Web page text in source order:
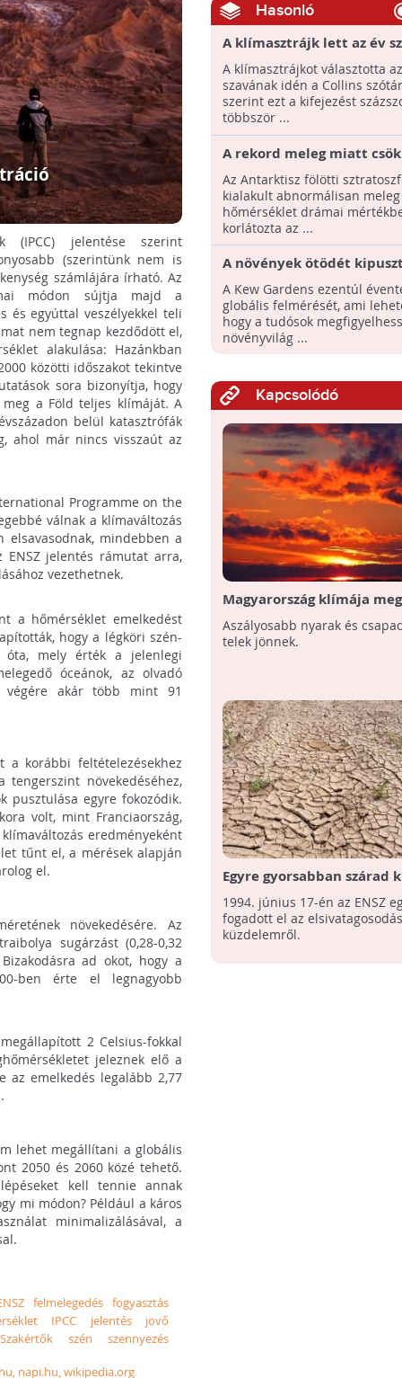
(IPCC) jelentése szerint
(szerintünk nem is
számlájára írható. Az
módon sújtja majd a
és egyúttal veszélyekkel teli
nem tegnap kezdődött el,
alakulása: Hazánkban
közötti időszakot tekintve
sora bizonyítja, hogy
a Föld teljes klímáját. A
belül katasztrófák
ahol már nincs visszaút az
Programme on the
válnak a klímaváltozás
elsavasodnak, mindebben a
ENSZ jelentés rámutat arra,
vezethetnek.
a hőmérséklet emelkedést
hogy a légköri szén-
óta, mely érték a jelenlegi
óceánok, az olvadó
végére akár több mint 91
a korábbi feltételezésekhez
növekedéséhez,
pusztulása egyre fokozódik.
volt, mint Franciaország,
eredményeként
tűnt el, a mérések alapján
el.
növekedésére. Az
sugárzást (0,28-0,32
ad okot, hogy a
ben érte el legnagyobb
2 Celsius-fokkal
jeleznek elő a
az emelkedés legalább 2,77
lehet megállítani a globális
2050 és 2060 közé tehető.
kell tennie annak
mi módon? Például a káros
minimalizálásával, a
felmelegedés fogyasztás
IPCC jelentés
jövő
Szakértők
szén szennyezés
napi.hu, wikipedia.org
Hasonló
A klímasztrájk lett az év
A klímasztrájkot választotta
szavának idén a Collins
szerint ezt a kifejezést
többször ...
A rekord meleg miatt
ózonlyuk mérete
Az Antarktisz fölötti
kialakult abnormálisan meleg
hőmérséklet drámai
korlátozta az ...
A növények ötödét
fenyegeti a klímaváltozás
élőhelyük elvesztése
A Kew Gardens ezentúl
globális felmérését, ami
hogy a tudósok
növényvilág ...
Kapcsolódó
Magyarország klímája
Aszályosabb nyarak és
telek jönnek.
Egyre gyorsabban szárad
1994. június 17-én az ENSZ
fogadott el az
küzdelemről.